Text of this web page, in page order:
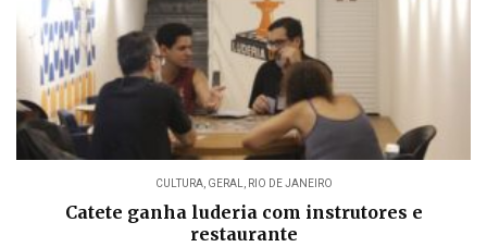
CULTURA, GERAL, RIO DE JANEIRO
Catete ganha luderia com instrutores e
restaurante